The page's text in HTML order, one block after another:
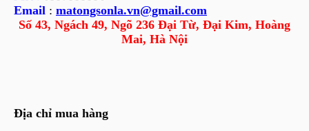
Email : matongsonla.vn@gmail.com
Số 43, Ngách 49, Ngõ 236 Đại Từ, Đại Kim, Hoàng
Mai, Hà Nội
Địa chỉ mua hàng